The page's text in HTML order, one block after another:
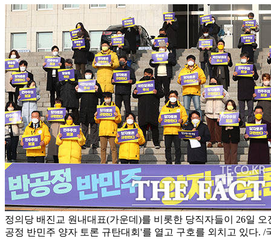
정의당 배진교 원내대표(가운데)를 비롯한 당직자들이 26일
공정 반민주 양자 토론 규탄대회'를 열고 구호를 외치고 있다. /